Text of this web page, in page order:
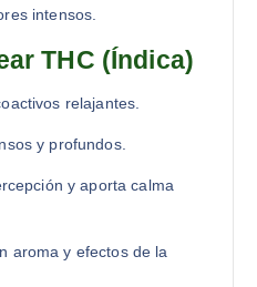
intensos.
THC (Índica)
relajantes.
y profundos.
y aporta calma
aroma y efectos de la